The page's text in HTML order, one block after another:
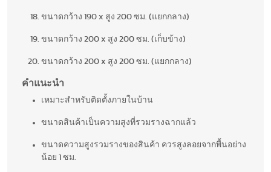
ขนาดกว้าง 190 x สูง 200 ซม. (แยกกลาง)
ขนาดกว้าง 200 x สูง 200 ซม. (เก็บข้าง)
ขนาดกว้าง 200 x สูง 200 ซม. (แยกกลาง)
คำแนะนำ
เหมาะสำหรับติดตั้งภายในบ้าน
ขนาดสินค้าเป็นความสูงที่รวมรางฉากแล้ว
ขนาดความสูงรวมรางของสินค้า ควรสูงลอยจากพื้นอย่าง
น้อย 1 ซม.